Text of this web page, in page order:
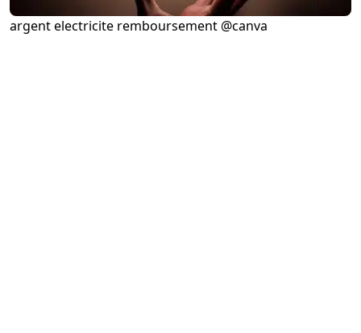
argent electricite remboursement @canva